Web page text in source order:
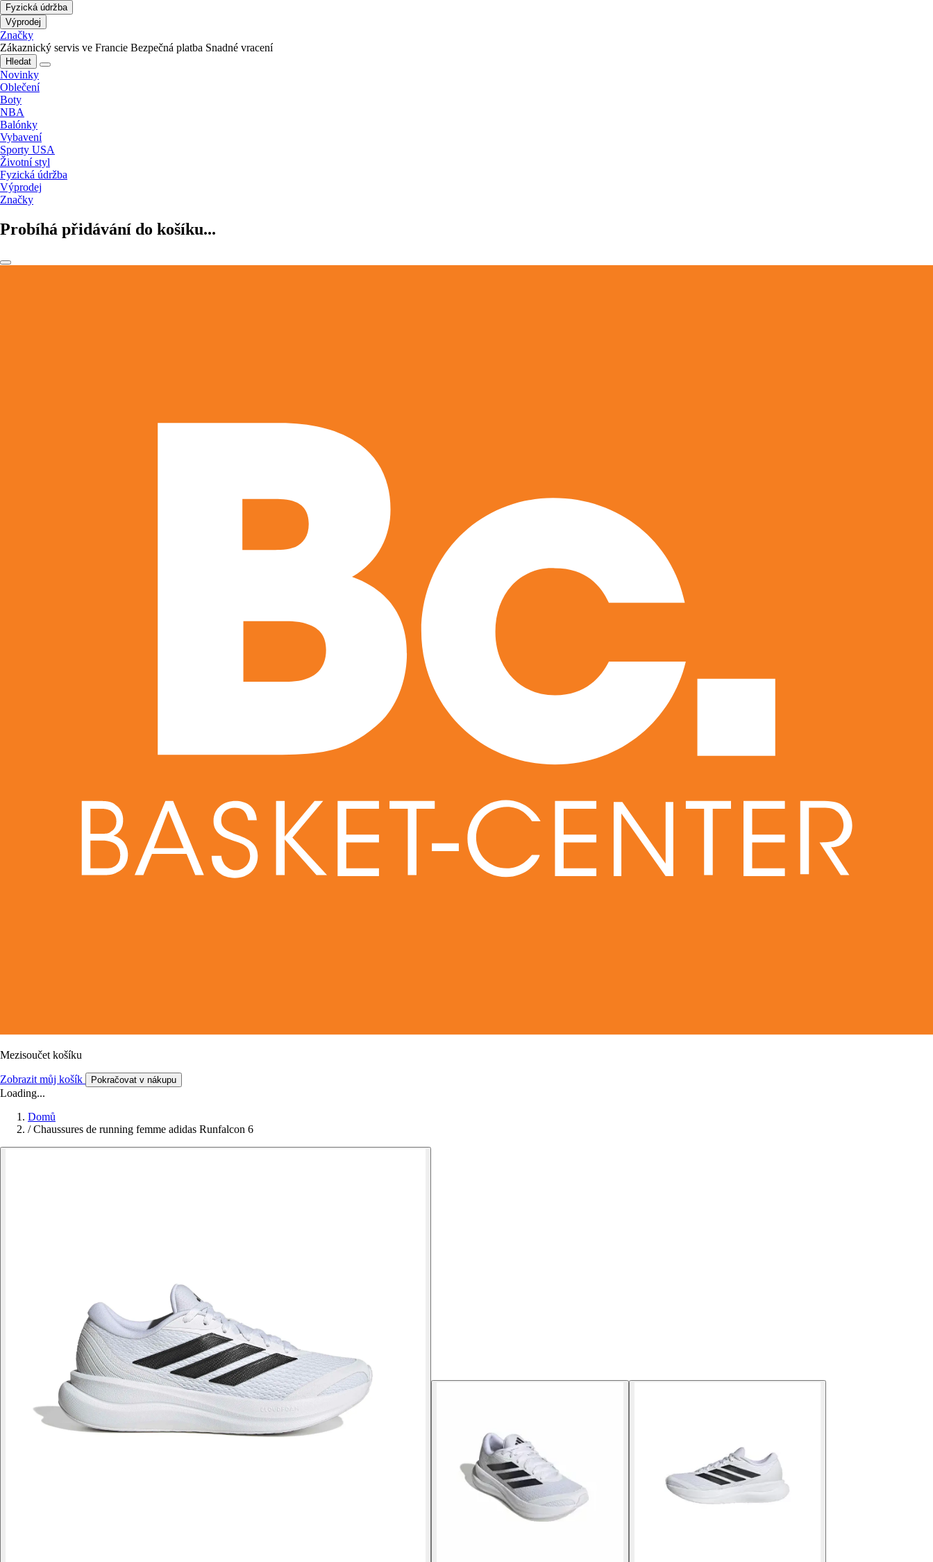
Fyzická údržba
Výprodej
Značky
Zákaznický servis ve Francie Bezpečná platba Snadné vracení
Hledat
Novinky
Oblečení
Boty
NBA
Balónky
Vybavení
Sporty USA
Životní styl
Fyzická údržba
Výprodej
Značky
Probíhá přidávání do košíku...
Mezisoučet košíku
Zobrazit můj košík Pokračovat v nákupu
Loading...
Domů
/ Chaussures de running femme adidas Runfalcon 6